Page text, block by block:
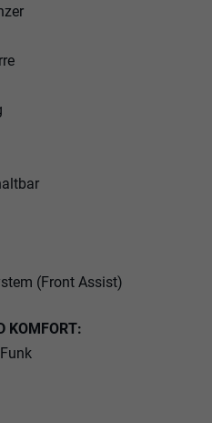
(Front Assist)
KOMFORT: